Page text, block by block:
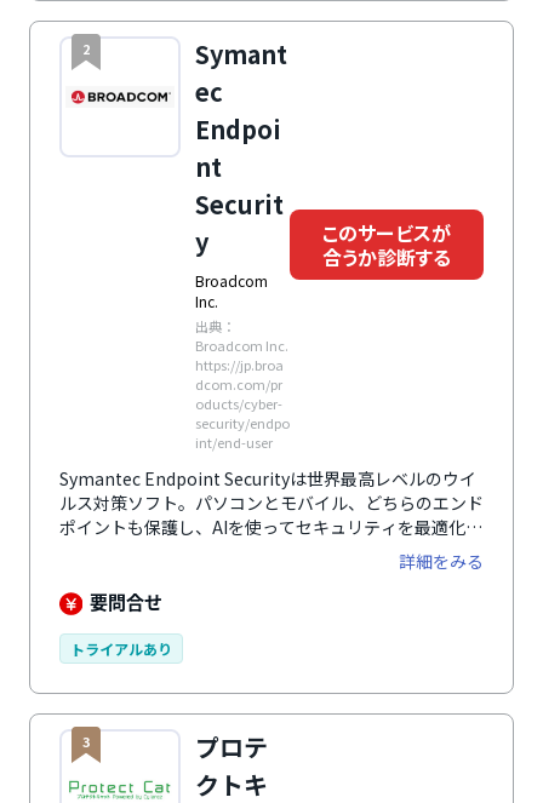
2
Symant
ec
Endpoi
nt
Securit
y
Broadcom
Inc.
出典：
Broadcom Inc.
https://jp.broa
dcom.com/pr
oducts/cyber-
security/endpo
int/end-user
このサービスが
合うか診断する
Symantec Endpoint Securityは世界最高レベルのウイ
ルス対策ソフト。パソコンとモバイル、どちらのエンド
ポイントも保護し、AIを使ってセキュリティを最適化し
詳細をみる
要問合せ
トライアルあり
3
プロテ
クトキ